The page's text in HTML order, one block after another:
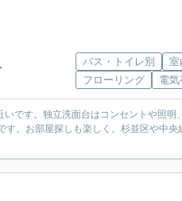
バス・トイレ別 室
フローリング
電気
です。独立洗面台はコンセントや照明
。お部屋探しも楽しく。杉並区や中